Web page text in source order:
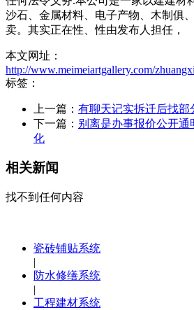
沙石、金属材料、电子产物、木制俱
卖。其实正在性、性由发布人担任，
本文网址：
http://www.meimeiartgallery.com/
标签：
上一篇： 有聊天记实拆迁后找部
下一篇： 别离是办事报价公开
化
相关新闻
找不到任何内容
瓷砖铺贴系统
|
防水修缮系统
|
工程建材系统